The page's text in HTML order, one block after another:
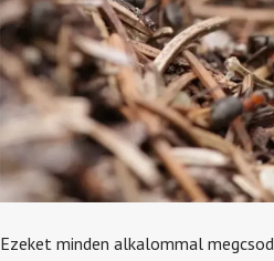
Ezeket minden alkalommal